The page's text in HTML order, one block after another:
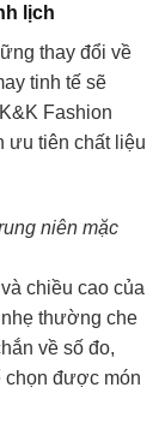
lịch
thay đổi về
tinh tế sẽ
Fashion
ưu tiên chất liệu
niên mặc
chiều cao của
thường che
về số đo,
chọn được món